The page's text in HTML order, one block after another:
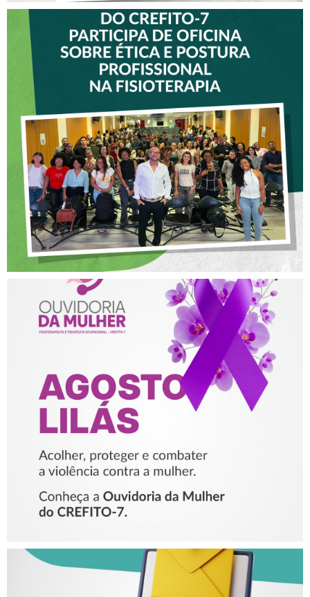
VICE-PRESIDENTE DO
CREFITO-7 PARTICIPA DE
OFICINA SOBRE ÉTICA E
POSTURA PROFISSIONAL
NA FISIOTERAPIA
AGOSTO LILÁS – ACOLHER,
PROTEGER E COMBATER A
VIOLÊNCIA CONTRA A
MULHER